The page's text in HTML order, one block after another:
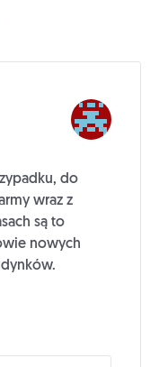
do
wraz z
są to
nowych